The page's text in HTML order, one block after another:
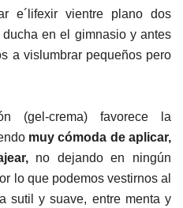
e´lifexir vientre plano dos
en el gimnasio y antes
a vislumbrar pequeños pero
(gel-crema) favorece la
muy cómoda de aplicar,
no dejando en ningún
lo que podemos vestirnos al
sutil y suave, entre menta y